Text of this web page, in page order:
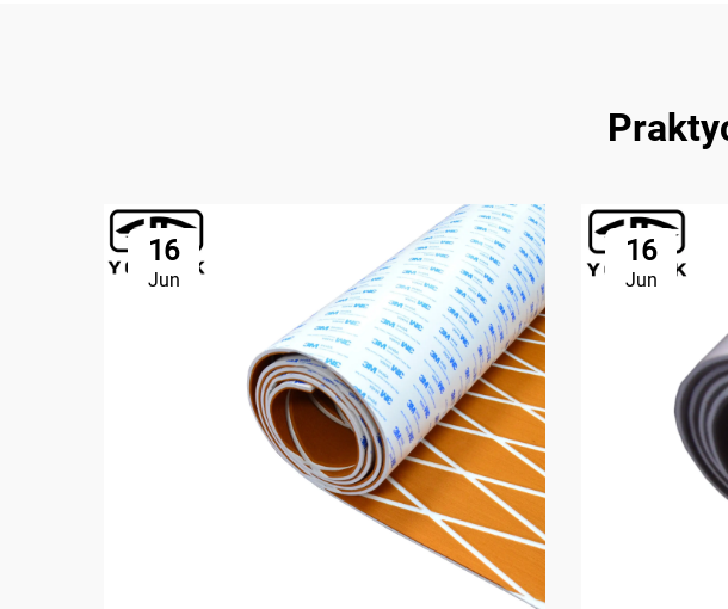
16
Jun
16
Jun